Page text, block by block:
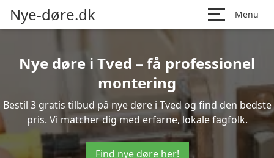
Nye-døre.dk Menu
Nye døre i Tved – få professionel
montering
Bestil 3 gratis tilbud på nye døre i Tved og find den bedste
pris. Vi matcher dig med erfarne, lokale fagfolk.
Find nye døre her!